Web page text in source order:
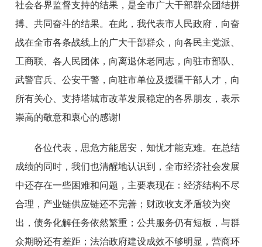
社会各界监督支持的结果， 是全市广大干部群众团结拼
搏、共同奋斗的结果。在此，我代表市 人民政府，向奋
战在全市各条战线上的广大干部群众，向各民主党派、
工商联、各人民团体，向离退休老同志，向驻市部队
武警官兵、公安干警，向驻市单位及援疆干部人才，向
所有关心、支持塔城市改革发展稳定的各界朋友，表示
崇高的敬意和衷心的感谢!
各位代表 ， 思危方能居安，知忧才能克难。在总结
成绩的同时，我们也清醒地认识到，全市经济社会发展
中还存在一些困难和问题，主要表现在：经济结构不尽
合理，产业链供应链还不完善； 财政收支矛盾较为突
出，债务化解任务依然繁重；公共服务仍有短板，与群
众期盼还有差距；法治政府建设成效不够明显，营商环